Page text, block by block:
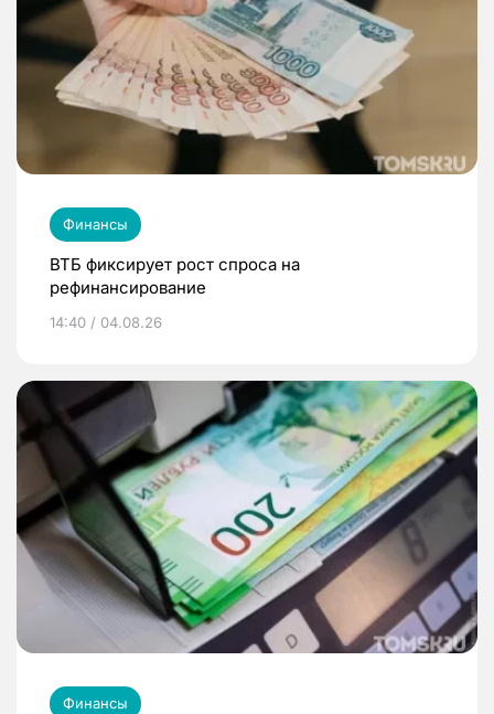
Финансы
ВТБ фиксирует рост спроса на
рефинансирование
14:40 / 04.08.26
Финансы